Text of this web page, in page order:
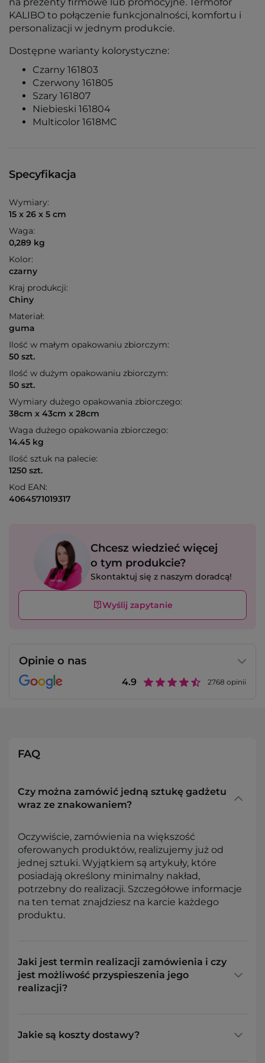
na prezenty firmowe lub promocyjne. Termofor
KALIBO to połączenie funkcjonalności, komfortu i
personalizacji w jednym produkcie.
Dostępne warianty kolorystyczne:
Czarny 161803
Czerwony 161805
Szary 161807
Niebieski 161804
Multicolor 1618MC
Specyfikacja
Wymiary:
15 x 26 x 5 cm
Waga:
0,289 kg
Kolor:
czarny
Kraj produkcji:
Chiny
Materiał:
guma
Ilość w małym opakowaniu zbiorczym:
50 szt.
Ilość w dużym opakowaniu zbiorczym:
50 szt.
Wymiary dużego opakowania zbiorczego:
38cm x 43cm x 28cm
Waga dużego opakowania zbiorczego:
14.45 kg
Ilość sztuk na palecie:
1250 szt.
Kod EAN:
4064571019317
Chcesz wiedzieć więcej
o tym produkcie?
Skontaktuj się z naszym doradcą!
Wyślij zapytanie
Opinie o nas
4.9 2768 opinii
FAQ
Czy można zamówić jedną sztukę gadżetu
wraz ze znakowaniem?
Oczywiście, zamówienia na większość
oferowanych produktów, realizujemy już od
jednej sztuki. Wyjątkiem są artykuły, które
posiadają określony minimalny nakład,
potrzebny do realizacji. Szczegółowe informacje
na ten temat znajdziesz na karcie każdego
produktu.
Jaki jest termin realizacji zamówienia i czy
jest możliwość przyspieszenia jego
realizacji?
Jakie są koszty dostawy?